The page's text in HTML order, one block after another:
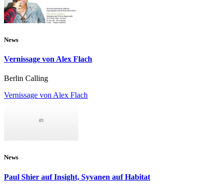
News
Vernissage von Alex Flach
Berlin Calling
Vernissage von Alex Flach
News
Paul Shier auf Insight, Syvanen auf Habitat